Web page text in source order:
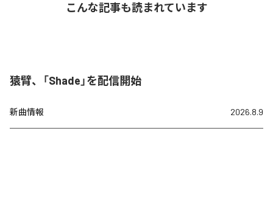
こんな記事も読まれています
猿臂、「Shade」を配信開始
新曲情報 2026.8.9